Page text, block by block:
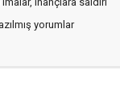
yorumlar